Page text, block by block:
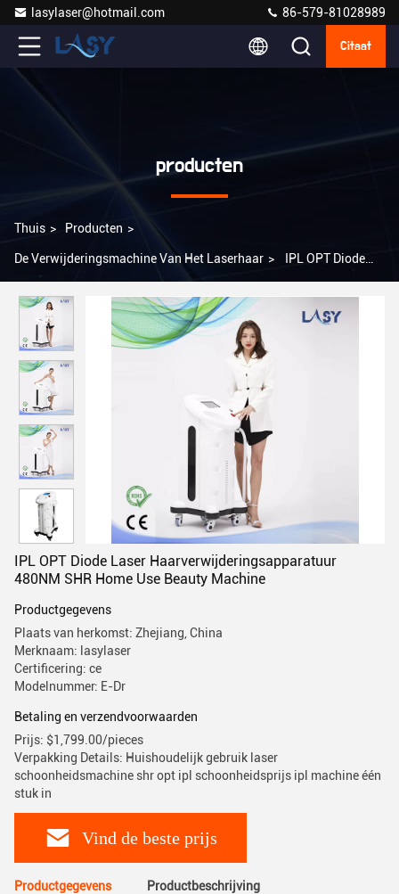
lasylaser@hotmail.com 86-579-81028989
Citaat
producten
Thuis > Producten >
De Verwijderingsmachine Van Het Laserhaar > IPL OPT Diode
Beauty Machine
IPL OPT Diode Laser Haarverwijderingsapparatuur
480NM SHR Home Use Beauty Machine
Productgegevens
Plaats van herkomst: Zhejiang, China
Merknaam: lasylaser
Certificering: ce
Modelnummer: E-Dr
Betaling en verzendvoorwaarden
Prijs: $1,799.00/pieces
Verpakking Details: Huishoudelijk gebruik laser
schoonheidsmachine shr opt ipl schoonheidsprijs ipl machine één
stuk in
Vind de beste prijs
Productgegevens Productbeschrijving